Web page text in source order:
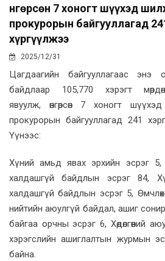
Өнгөрсөн 7 хоногт шүүхэд
прокурорын байгууллагад
хүргүүлжээ
2025/12/31
Цагдаагийн байгууллагаас
байдлаар 105,770 хэрэгт
явуулж, өнгөрсөн 7 хоногт
прокурорын байгууллагад 241
Үүнээс:
Хүний амьд явах эрхийн эсрэг
халдашгүй байдлын эсрэг 84,
халдашгүй байдлын эсрэг 5,
нийтийн аюулгүй байдал, ашиг
байгаа орчны эсрэг 6, Хөдөлгөөний
хэрэгслийн ашиглалтын журмын
байна.